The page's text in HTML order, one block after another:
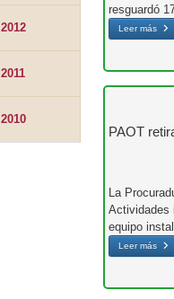
2012
2011
2010
resguardó
Leer más
PAOT
La
Actividades
equipo
Leer más